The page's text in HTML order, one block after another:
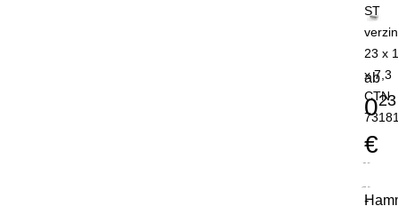
ST
23 x
x 7,3
CTN
ab
023
€
-